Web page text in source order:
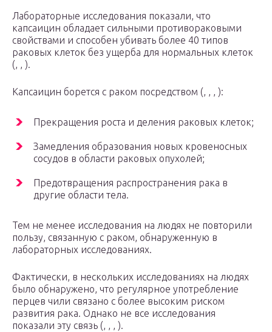
Лабораторные исследования показали, что
капсаицин обладает сильными противораковыми
свойствами и способен убивать более 40 типов
раковых клеток без ущерба для нормальных клеток
(, , ).
Капсаицин борется с раком посредством (, , , ):
Прекращения роста и деления раковых клеток;
Замедления образования новых кровеносных
сосудов в области раковых опухолей;
Предотвращения распространения рака в
другие области тела.
Тем не менее исследования на людях не повторили
пользу, связанную с раком, обнаруженную в
лабораторных исследованиях.
Фактически, в нескольких исследованиях на людях
было обнаружено, что регулярное употребление
перцев чили связано с более высоким риском
развития рака. Однако не все исследования
показали эту связь (, , , ).